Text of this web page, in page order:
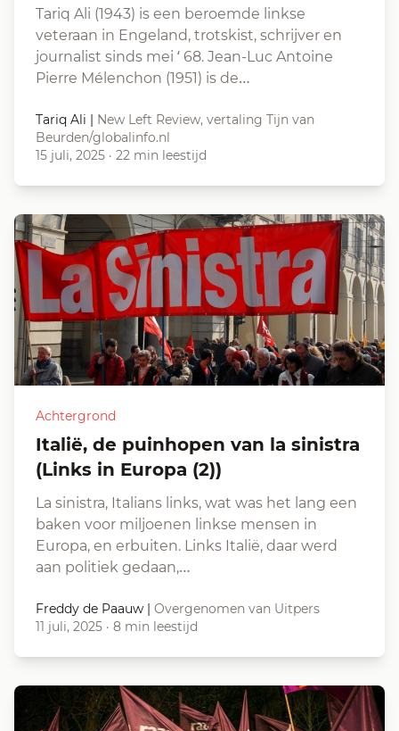
Tariq Ali (1943) is een beroemde linkse
veteraan in Engeland, trotskist, schrijver en
journalist sinds mei ‘ 68. Jean-Luc Antoine
Pierre Mélenchon (1951) is de…
Tariq Ali | New Left Review, vertaling Tijn van
Beurden/globalinfo.nl
15 juli, 2025 · 22 min leestijd
Achtergrond
Italië, de puinhopen van la sinistra
(Links in Europa (2))
La sinistra, Italians links, wat was het lang een
baken voor miljoenen linkse mensen in
Europa, en erbuiten. Links Italië, daar werd
aan politiek gedaan,…
Freddy de Paauw | Overgenomen van Uitpers
11 juli, 2025 · 8 min leestijd